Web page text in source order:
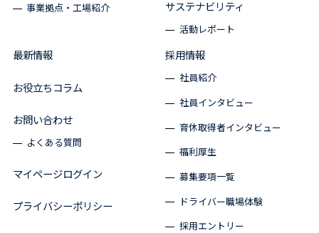
事業拠点・工場紹介
サステナビリティ
活動レポート
最新情報
お役立ちコラム
お問い合わせ
よくある質問
マイページログイン
プライバシーポリシー
採用情報
社員紹介
社員インタビュー
育休取得者インタビュー
福利厚生
募集要項一覧
ドライバー職場体験
採用エントリー